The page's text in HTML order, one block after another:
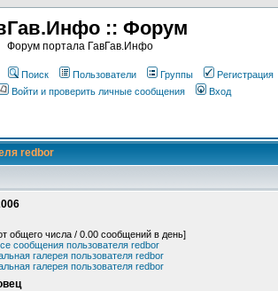
:: Форум
Форум портала ГавГав.Инфо
Поиск Пользователи Группы
Регистрация
Войти и проверить личные сообщения Вход
redbor
общего числа / 0.00 сообщений в день]
сообщения пользователя redbor
галерея пользователя redbor
галерея пользователя redbor